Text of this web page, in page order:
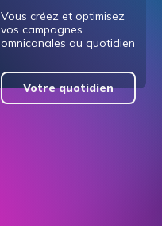
Vous créez et optimisez
vos campagnes
omnicanales au quotidien
Votre quotidien